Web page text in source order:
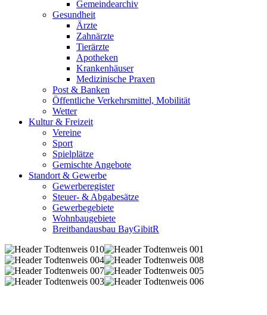
Gemeindearchiv
Gesundheit
Ärzte
Zahnärzte
Tierärzte
Apotheken
Krankenhäuser
Medizinische Praxen
Post & Banken
Öffentliche Verkehrsmittel, Mobilität
Wetter
Kultur & Freizeit
Vereine
Sport
Spielplätze
Gemischte Angebote
Standort & Gewerbe
Gewerberegister
Steuer- & Abgabesätze
Gewerbegebiete
Wohnbaugebiete
Breitbandausbau BayGibitR